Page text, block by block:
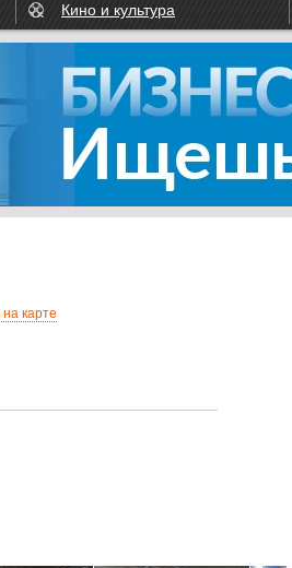
Кино и культура
карте